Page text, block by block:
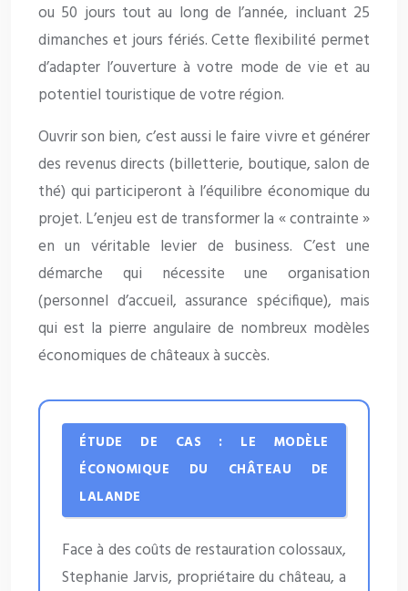
ou 50 jours tout au long de l’année, incluant 25
dimanches et jours fériés. Cette flexibilité permet
d’adapter l’ouverture à votre mode de vie et au
potentiel touristique de votre région.
Ouvrir son bien, c’est aussi le faire vivre et générer
des revenus directs (billetterie, boutique, salon de
thé) qui participeront à l’équilibre économique du
projet. L’enjeu est de transformer la « contrainte »
en un véritable levier de business. C’est une
démarche qui nécessite une organisation
(personnel d’accueil, assurance spécifique), mais
qui est la pierre angulaire de nombreux modèles
économiques de châteaux à succès.
ÉTUDE DE CAS : LE MODÈLE
ÉCONOMIQUE DU CHÂTEAU DE
LALANDE
Face à des coûts de restauration colossaux,
Stephanie Jarvis, propriétaire du château, a